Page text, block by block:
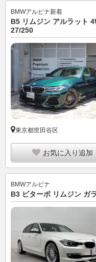
BMWアルピナ新着
B5 リムジン アルラット
27/250
東京都世田谷区
お気に入り追加
BMWアルピナ
B3 ビターボ リムジン ガ